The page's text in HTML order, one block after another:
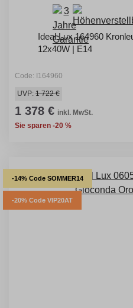
Ideal Lux 164960
12x40W | E14
Code: I164960
UVP: 1 722 €
1 378 € inkl. MwSt.
Sie sparen -20 %
-14% Code SOMMER14
-20% Code VIP20AT